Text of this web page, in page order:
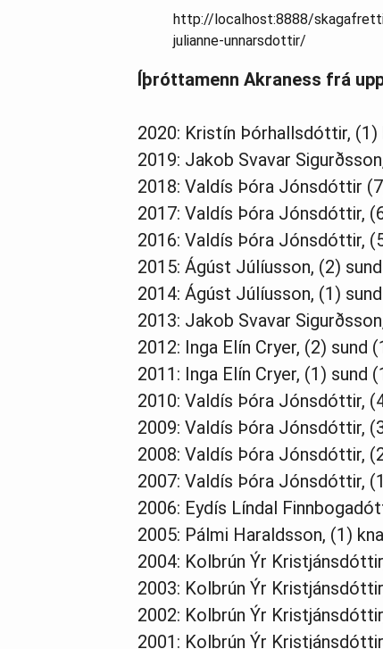
http://localhost:8888/
julianne-unnarsdottir/
Íþróttamenn Akraness frá
2020: Kristín Þórhallsdóttir,
2019: Jakob Svavar
2018: Valdís Þóra Jónsdóttir
2017: Valdís Þóra Jónsdóttir,
2016: Valdís Þóra Jónsdóttir,
2015: Ágúst Júlíusson, (2)
2014: Ágúst Júlíusson, (1)
2013: Jakob Svavar
2012: Inga Elín Cryer, (2) sund
2011: Inga Elín Cryer, (1) sund
2010: Valdís Þóra Jónsdóttir,
2009: Valdís Þóra Jónsdóttir,
2008: Valdís Þóra Jónsdóttir,
2007: Valdís Þóra Jónsdóttir,
2006: Eydís Líndal
2005: Pálmi Haraldsson, (1)
2004: Kolbrún Ýr
2003: Kolbrún Ýr
2002: Kolbrún Ýr
2001: Kolbrún Ýr